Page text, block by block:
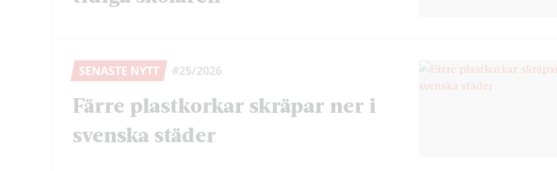
SENASTE NYTT #25/2026
Färre plastkorkar skräpar ner i
svenska städer